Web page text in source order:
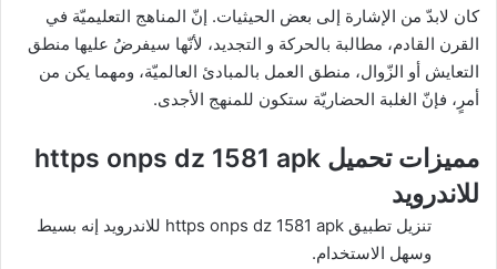
كان لابدّ من الإشارة إلى بعض الحيثيات. إنّ المناهج التعليميّة في
القرن القادم، مطالبة بالحركة و التجديد، لأنّها سيفرضُ عليها منطق
التعايش أو الزّوال، منطق العمل بالمبادئ العالميّة، ومهما يكن من
أمرٍ، فإنّ الغلبة الحضاريّة ستكون للمنهج الأجدى.
مميزات تحميل https onps dz 1581 apk
للاندرويد
تنزيل تطبيق https onps dz 1581 apk للاندرويد إنه بسيط
وسهل الاستخدام.